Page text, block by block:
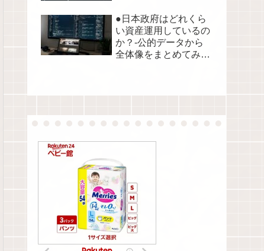
●日本政府はどれくら
い資産運用しているの
か？-公的データから
全体像をまとめてみま